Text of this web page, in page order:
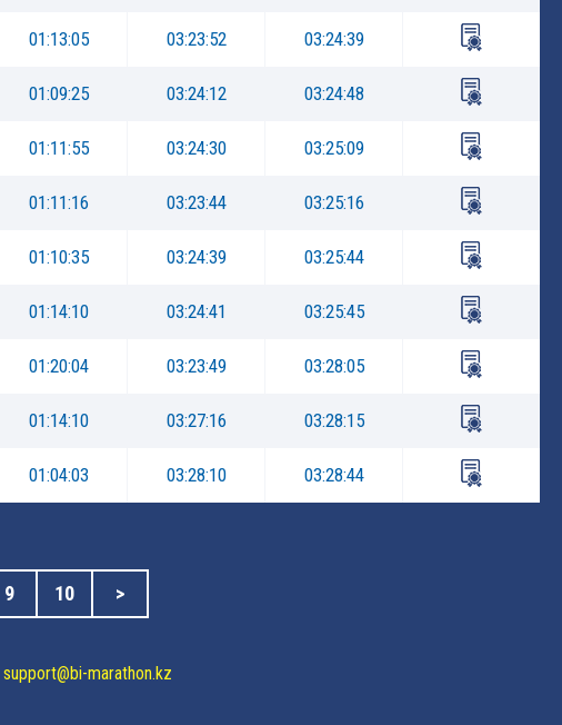
01:13:05 03:23:52 03:24:39
01:09:25 03:24:12 03:24:48
01:11:55 03:24:30 03:25:09
01:11:16 03:23:44 03:25:16
01:10:35 03:24:39 03:25:44
01:14:10 03:24:41 03:25:45
01:20:04 03:23:49 03:28:05
01:14:10 03:27:16 03:28:15
01:04:03 03:28:10 03:28:44
9 10 >
support@bi-marathon.kz